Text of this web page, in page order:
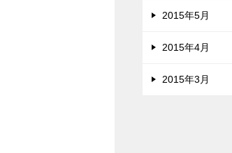
2015年5月
2015年4月
2015年3月